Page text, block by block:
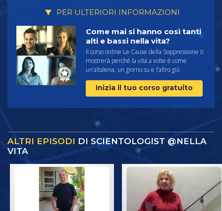
PER ULTERIORI INFORMAZIONI
Come mai si hanno così tanti
alti e bassi nella vita?
Il corso online Le Cause della Soppressione ti
mostrerà perché la vita a volte è come
un’altalena, un giorno su e l’altro giù
Inizia il tuo corso gratuito
ALTRI EPISODI DI SCIENTOLOGIST @NELLA
VITA